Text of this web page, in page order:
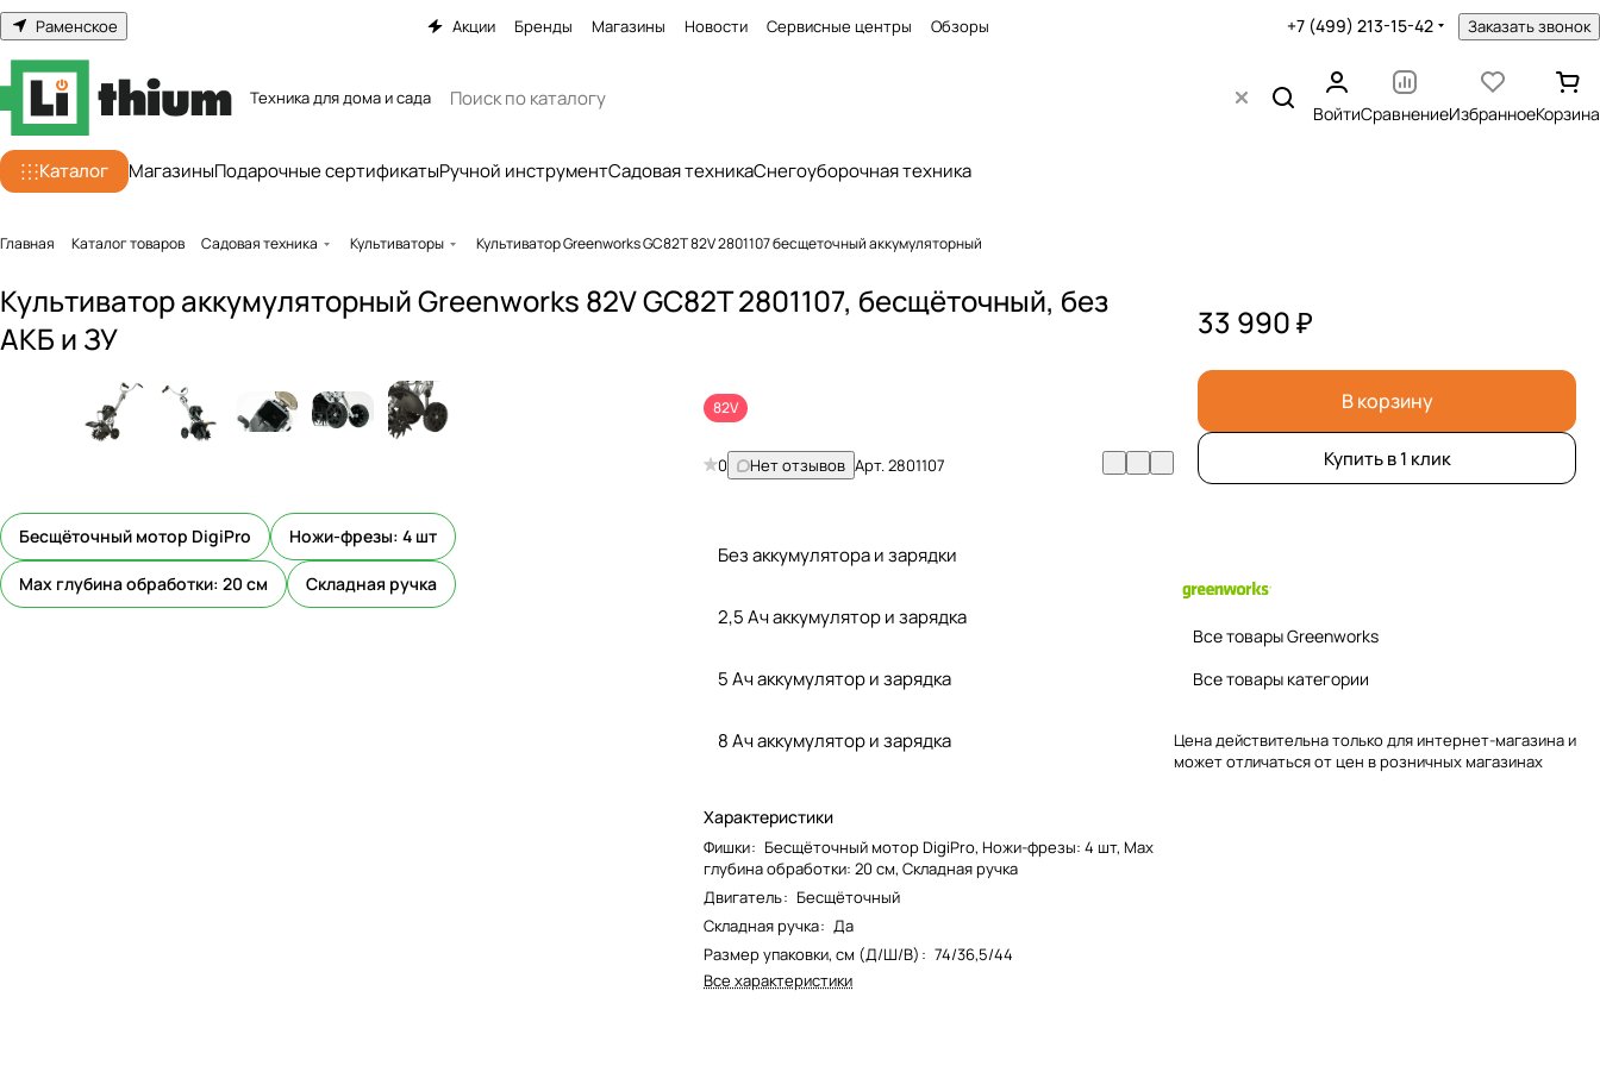
Раменское Акции Бренды Магазины Новости Сервисные центры Обзоры +7 (499) 213-15-42 Заказать звонок
Техника для дома и сада
ВойтиСравнениеИзбранноеКорзина
Каталог МагазиныПодарочные сертификатыРучной инструментСадовая техникаСнегоуборочная техника
Главная Каталог товаров Садовая техника Культиваторы Культиватор Greenworks GC82T 82V 2801107 бесщеточный аккумуляторный
Культиватор аккумуляторный Greenworks 82V GC82T 2801107, бесщёточный, без
АКБ и ЗУ
Бесщёточный мотор DigiPro Ножи-фрезы: 4 шт
Max глубина обработки: 20 см Складная ручка
82V
0 Нет отзывов Арт.2801107
Без аккумулятора и зарядки
2,5 Ач аккумулятор и зарядка
5 Ач аккумулятор и зарядка
8 Ач аккумулятор и зарядка
Характеристики
Фишки: Бесщёточный мотор DigiPro, Ножи-фрезы: 4 шт, Max
глубина обработки: 20 см, Складная ручка
Двигатель: Бесщёточный
Складная ручка: Да
Размер упаковки, см (Д/Ш/В) : 74/36,5/44
Все характеристики
33 990 ₽
В корзину
Купить в 1 клик
Все товары Greenworks
Все товары категории
Цена действительна только для интернет-магазина и
может отличаться от цен в розничных магазинах